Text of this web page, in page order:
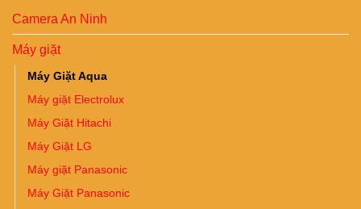
Camera An Ninh
Máy giặt
Máy Giặt Aqua
Máy giặt Electrolux
Máy Giặt Hitachi
Máy Giặt LG
Máy giặt Panasonic
Máy Giặt Panasonic